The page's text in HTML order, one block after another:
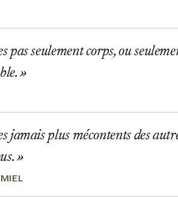
pas seulement corps, ou
jamais plus mécontents des